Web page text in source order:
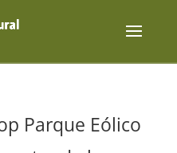
Parque Eólico